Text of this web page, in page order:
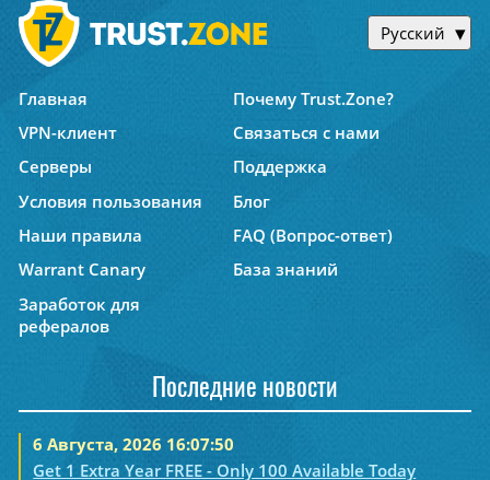
Русский
Главная
Почему Trust.Zone?
VPN-клиент
Связаться с нами
Серверы
Поддержка
Условия пользования
Блог
Наши правила
FAQ (Вопрос-ответ)
Warrant Canary
База знаний
Заработок для
рефералов
Последние новости
6 Августа, 2026 16:07:50
Get 1 Extra Year FREE - Only 100 Available Today